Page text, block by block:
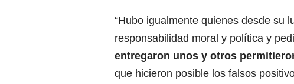
“Hubo igualmente quienes desde su
responsabilidad moral y política y
entregaron unos y otros
que hicieron posible los falsos